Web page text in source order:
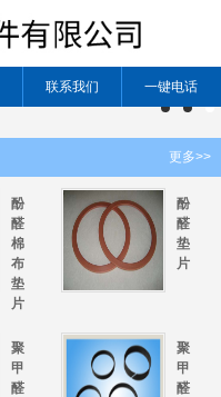
联系我们 一键电话
更多>>
酚
醛
棉
布
垫
片
酚
醛
垫
片
聚
甲
醛
聚
甲
醛